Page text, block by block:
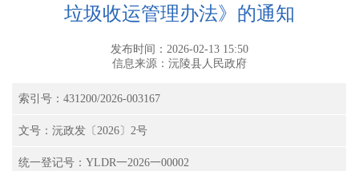
垃圾收运管理办法》的通知
发布时间：2026-02-13 15:50
信息来源：沅陵县人民政府
索引号：431200/2026-003167
文号：沅政发〔2026〕2号
统一登记号：YLDR一2026一00002